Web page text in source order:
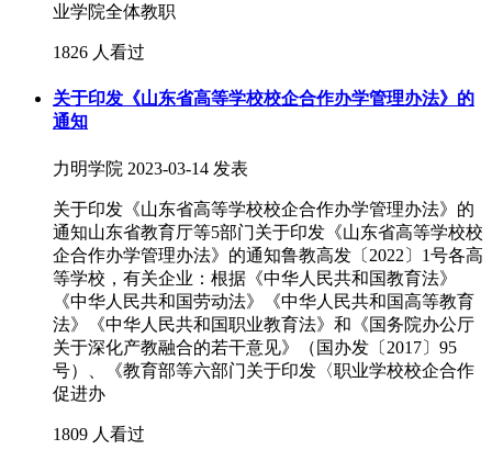
业学院全体教职
1826 人看过
关于印发《山东省高等学校校企合作办学管理办法》的
通知
力明学院 2023-03-14 发表
关于印发《山东省高等学校校企合作办学管理办法》的
通知山东省教育厅等5部门关于印发《山东省高等学校校
企合作办学管理办法》的通知鲁教高发〔2022〕1号各高
等学校，有关企业：根据《中华人民共和国教育法》
《中华人民共和国劳动法》《中华人民共和国高等教育
法》《中华人民共和国职业教育法》和《国务院办公厅
关于深化产教融合的若干意见》（国办发〔2017〕95
号）、《教育部等六部门关于印发〈职业学校校企合作
促进办
1809 人看过